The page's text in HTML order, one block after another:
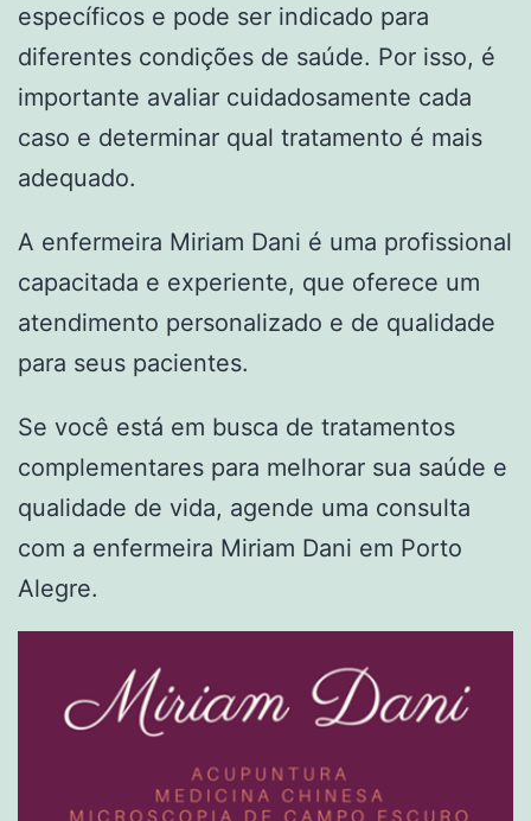
específicos e pode ser indicado para
diferentes condições de saúde. Por isso, é
importante avaliar cuidadosamente cada
caso e determinar qual tratamento é mais
adequado.
A enfermeira Miriam Dani é uma profissional
capacitada e experiente, que oferece um
atendimento personalizado e de qualidade
para seus pacientes.
Se você está em busca de tratamentos
complementares para melhorar sua saúde e
qualidade de vida, agende uma consulta
com a enfermeira Miriam Dani em Porto
Alegre.